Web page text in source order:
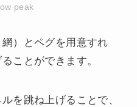
peak
）とペグを用意すれ
ことができます。
を跳ね上げることで、